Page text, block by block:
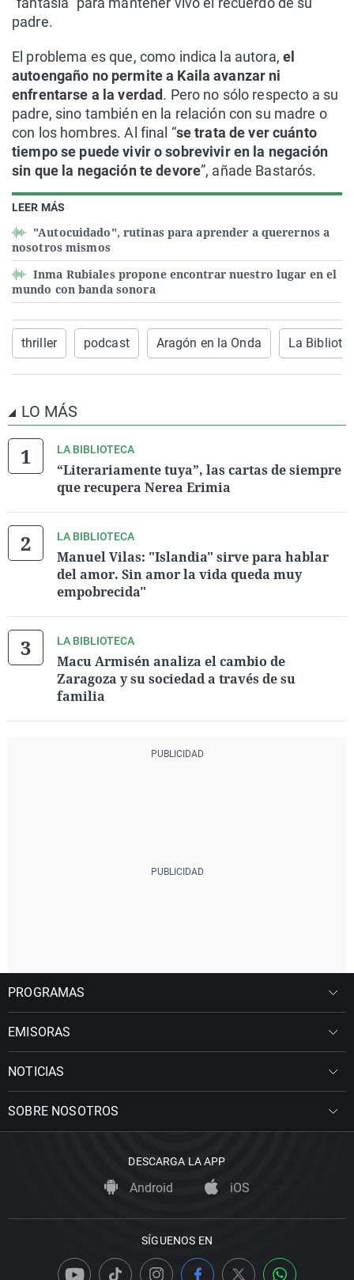
LEER MÁS
"Autocuidado", rutinas para aprender a querernos a
nosotros mismos
Inma Rubiales propone encontrar nuestro lugar en el
mundo con banda sonora
padre.
El problema es que, como indica la autora, el
autoengaño no permite a Kaila avanzar ni
enfrentarse a la verdad. Pero no sólo respecto a su
padre, sino también en la relación con su madre o
con los hombres. Al final “se trata de ver cuánto
tiempo se puede vivir o sobrevivir en la negación
sin que la negación te devore”, añade Bastarós.
thriller podcast Aragón en la Onda La
LO MÁS
LA BIBLIOTECA
“Literariamente tuya”, las cartas de siempre
que recupera Nerea Erimia
LA BIBLIOTECA
Manuel Vilas: "Islandia" sirve para hablar
del amor. Sin amor la vida queda muy
empobrecida"
LA BIBLIOTECA
Macu Armisén analiza el cambio de
Zaragoza y su sociedad a través de su
familia
PROGRAMAS
EMISORAS
NOTICIAS
SOBRE NOSOTROS
DESCARGA LA APP
Android iOS
SÍGUENOS EN